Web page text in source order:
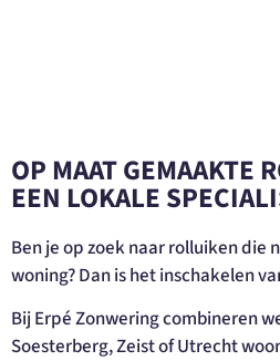
OP MAAT GEMAAKTE
EEN LOKALE
Ben je op zoek naar rolluiken die
woning? Dan is het inschakelen
Bij Erpé Zonwering combineren
Soesterberg, Zeist of Utrecht